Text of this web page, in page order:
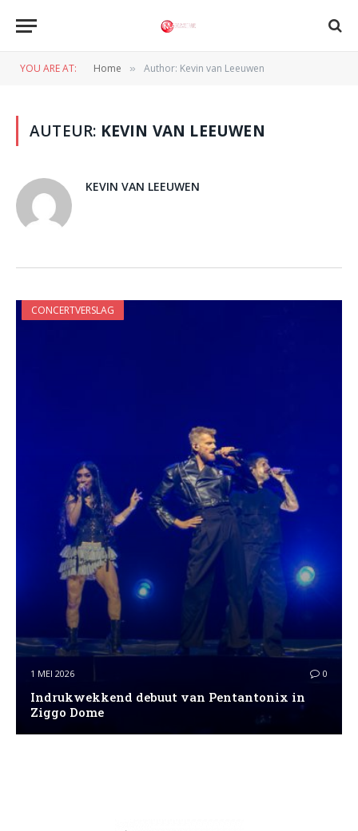
YOU ARE AT: Home » Author: Kevin van Leeuwen
AUTEUR: KEVIN VAN LEEUWEN
KEVIN VAN LEEUWEN
CONCERTVERSLAG
1 MEI 2026 0
Indrukwekkend debuut van Pentantonix in
Ziggo Dome